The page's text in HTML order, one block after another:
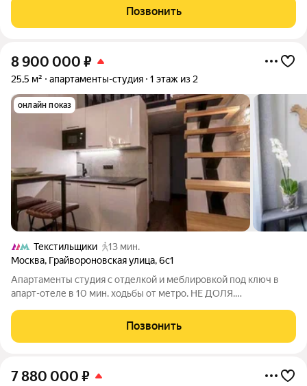
идеальный вариант для: Инвесторов, ищущих готовый
арендный бизнес с высоким доходом или для
Позвонить
8 900 000 ₽
25,5 м² апартаменты-студия 1 этаж из 2
онлайн показ
Текстильщики
13 мин.
Москва, Грайвороновская улица,6с1
Апартаменты студия с отделкой и меблировкой под ключ в
апарт-отеле в 10 мин. ходьбы от метро. НЕ ДОЛЯ.
назначением «Гостиничное обслуживание», что означает
Позвонить
7 880 000 ₽